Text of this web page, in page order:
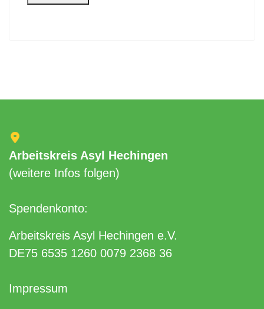
Arbeitskreis Asyl Hechingen
(weitere Infos folgen)
Spendenkonto:
Arbeitskreis Asyl Hechingen e.V.
DE75 6535 1260 0079 2368 36
Impressum